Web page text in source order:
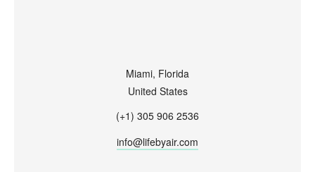
Miami, Florida
United States
(+1) 305 906 2536
info@lifebyair.com